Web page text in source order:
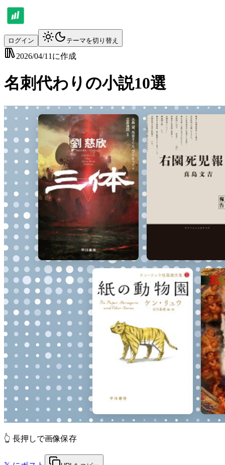
ログイン テーマを切り替え
2026/04/11 に作成
名刺代わりの小説10選
👆 長押しで画像保存